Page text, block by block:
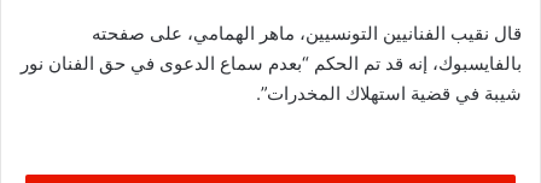
قال نقيب الفنانيين التونسيين، ماهر الهمامي، على صفحته
بالفايسبوك، إنه قد تم الحكم “بعدم سماع الدعوى في حق الفنان نور
شيبة في قضية استهلاك المخدرات”.